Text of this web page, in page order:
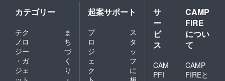
カテゴリー
テク
ノロ
ジー
・ガ
ジェ
ま
ち
づ
く
り
起案サポート
プ
ロ
ジ
ェ
ク
ス
タ
ッ
フ
に
サ
ー
ビ
ス
CAM
PFI
CAMP
FIRE
につい
て
CAMP
FIREと